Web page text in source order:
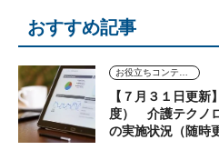
おすすめ記事
お役立ちコンテンツ
【７月３１日更
度） 介護テクノ
の実施状況（随時